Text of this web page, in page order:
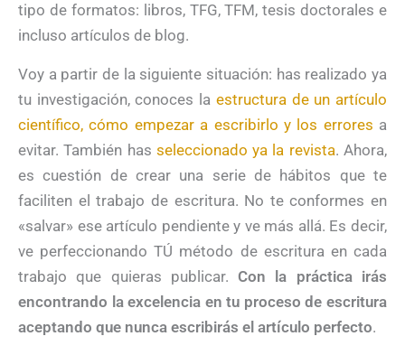
tipo de formatos: libros, TFG, TFM, tesis doctorales e
incluso artículos de blog.
Voy a partir de la siguiente situación: has realizado ya
tu investigación, conoces la estructura de un artículo
científico, cómo empezar a escribirlo y los errores a
evitar. También has seleccionado ya la revista. Ahora,
es cuestión de crear una serie de hábitos que te
faciliten el trabajo de escritura. No te conformes en
«salvar» ese artículo pendiente y ve más allá. Es decir,
ve perfeccionando TÚ método de escritura en cada
trabajo que quieras publicar.Con la práctica irás
encontrando la excelencia en tu proceso de escritura
aceptando que nunca escribirás el artículo perfecto.